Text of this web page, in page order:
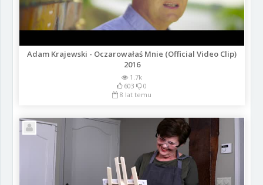
Adam Krajewski - Oczarowałaś Mnie (Official Video Clip)
2016
1.7k
603
0
8 lat temu